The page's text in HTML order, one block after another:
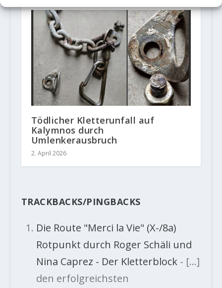
Tödlicher Kletterunfall auf
Kalymnos durch
Umlenkerausbruch
2. April 2026
TRACKBACKS/PINGBACKS
Die Route "Merci la Vie" (X-/8a)
Rotpunkt durch Roger Schäli und
Nina Caprez - Der Kletterblock- […]
den erfolgreichsten